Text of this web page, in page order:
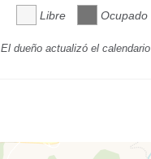
Libre Ocupado
El dueño actualizó el calendario